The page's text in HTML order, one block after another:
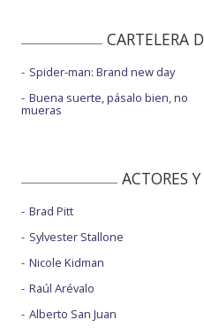
CARTELERA
Spider-man: Brand new day
Buena suerte, pásalo bien, no
mueras
ACTORES
Brad Pitt
Sylvester Stallone
Nicole Kidman
Raúl Arévalo
Alberto San Juan